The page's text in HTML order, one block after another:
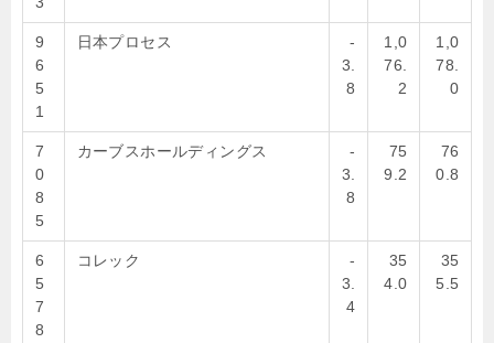
9
6
5
1
日本プロセス
-
3.
8
1,0
76.
2
1,0
78.
0
7
0
8
5
カーブスホールディングス
-
3.
8
75
9.2
76
0.8
6
5
7
8
コレック
-
3.
4
35
4.0
35
5.5